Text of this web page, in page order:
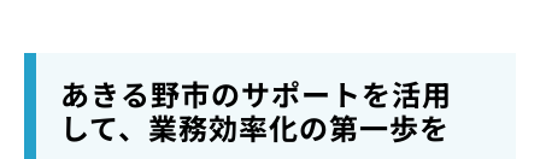
あきる野市のサポートを活用
して、業務効率化の第一歩を